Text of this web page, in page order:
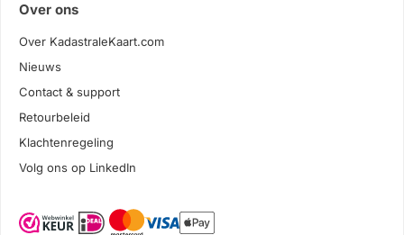
Over ons
Over KadastraleKaart.com
Nieuws
Contact & support
Retourbeleid
Klachtenregeling
Volg ons op LinkedIn